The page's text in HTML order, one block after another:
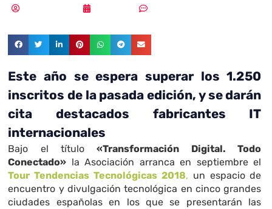
Este año se espera superar los 1.250
inscritos de la pasada edición, y se darán
cita destacados fabricantes IT
internacionales
Bajo el título«Transformación Digital. Todo
Conectado» la Asociación arranca en septiembre el
Tour Tendencias Tecnológicas 2018, un espacio de
encuentro y divulgación tecnológica en cinco grandes
ciudades españolas en los que se presentarán las